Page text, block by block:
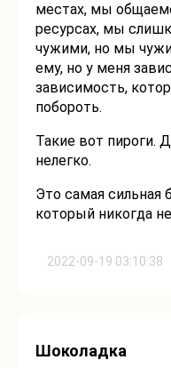
2022-09-19 03:10:38
местах, мы
ресурсах, мы
чужими, но мы
ему, но у меня
зависимость,
побороть.
Такие вот пироги.
нелегко.
Это самая сильная
который никогда
Шоколадка